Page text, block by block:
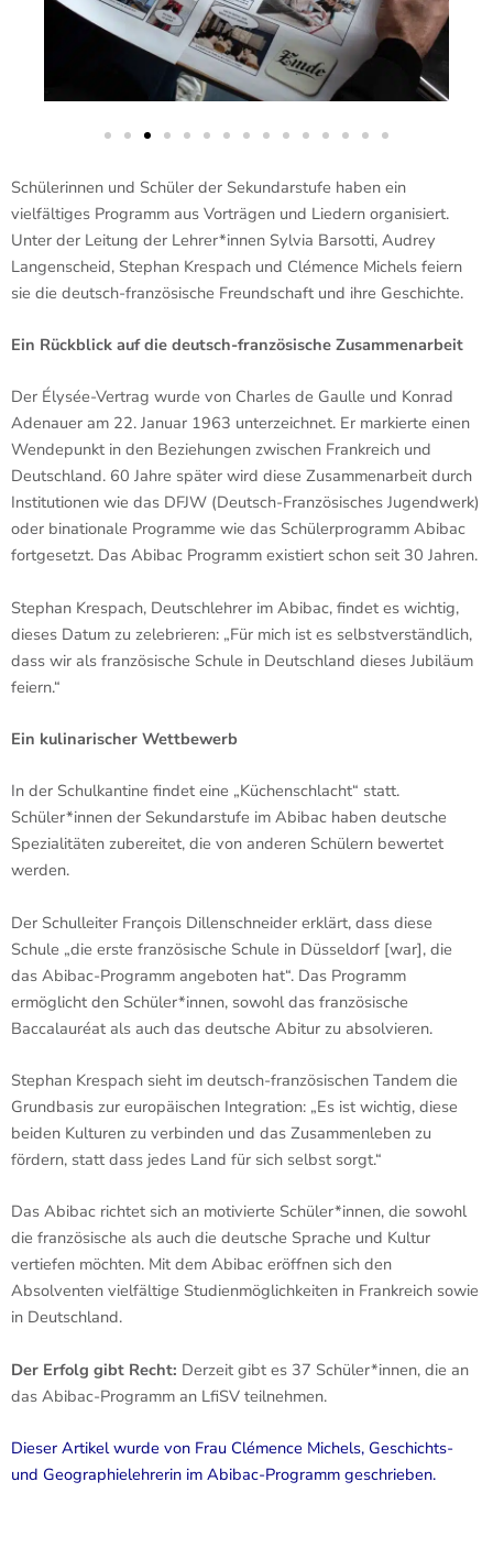
Schülerinnen und Schüler der Sekundarstufe haben ein
vielfältiges Programm aus Vorträgen und Liedern organisiert.
Unter der Leitung der Lehrer*innen Sylvia Barsotti, Audrey
Langenscheid, Stephan Krespach und Clémence Michels feiern
sie die deutsch-französische Freundschaft und ihre Geschichte.
Ein Rückblick auf die deutsch-französische Zusammenarbeit
Der Élysée-Vertrag wurde von Charles de Gaulle und Konrad
Adenauer am 22. Januar 1963 unterzeichnet. Er markierte einen
Wendepunkt in den Beziehungen zwischen Frankreich und
Deutschland. 60 Jahre später wird diese Zusammenarbeit durch
Institutionen wie das DFJW (Deutsch-Französisches Jugendwerk)
oder binationale Programme wie das Schülerprogramm Abibac
fortgesetzt. Das Abibac Programm existiert schon seit 30 Jahren.
Stephan Krespach, Deutschlehrer im Abibac, findet es wichtig,
dieses Datum zu zelebrieren: „Für mich ist es selbstverständlich,
dass wir als französische Schule in Deutschland dieses Jubiläum
feiern.“
Ein kulinarischer Wettbewerb
In der Schulkantine findet eine „Küchenschlacht“ statt.
Schüler*innen der Sekundarstufe im Abibac haben deutsche
Spezialitäten zubereitet, die von anderen Schülern bewertet
werden.
Der Schulleiter François Dillenschneider erklärt, dass diese
Schule „die erste französische Schule in Düsseldorf [war], die
das Abibac-Programm angeboten hat“. Das Programm
ermöglicht den Schüler*innen, sowohl das französische
Baccalauréat als auch das deutsche Abitur zu absolvieren.
Stephan Krespach sieht im deutsch-französischen Tandem die
Grundbasis zur europäischen Integration: „Es ist wichtig, diese
beiden Kulturen zu verbinden und das Zusammenleben zu
fördern, statt dass jedes Land für sich selbst sorgt.“
Das Abibac richtet sich an motivierte Schüler*innen, die sowohl
die französische als auch die deutsche Sprache und Kultur
vertiefen möchten. Mit dem Abibac eröffnen sich den
Absolventen vielfältige Studienmöglichkeiten in Frankreich sowie
in Deutschland.
Der Erfolg gibt Recht: Derzeit gibt es 37 Schüler*innen, die an
das Abibac-Programm an LfiSV teilnehmen.
Dieser Artikel wurde von Frau Clémence Michels, Geschichts-
und Geographielehrerin im Abibac-Programm geschrieben.